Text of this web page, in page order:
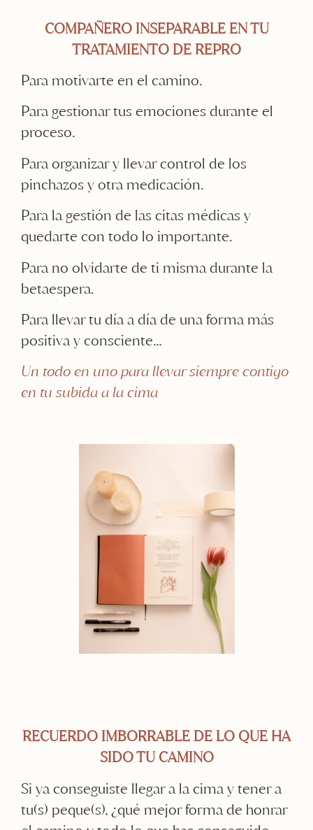
COMPAÑERO INSEPARABLE EN TU
TRATAMIENTO DE REPRO
Para motivarte en el camino.
Para gestionar tus emociones durante el
proceso.
Para organizar y llevar control de los
pinchazos y otra medicación.
Para la gestión de las citas médicas y
quedarte con todo lo importante.
Para no olvidarte de ti misma durante la
betaespera.
Para llevar tu día a día de una forma más
positiva y consciente…
Un todo en uno para llevar siempre contigo
en tu subida a la cima
RECUERDO IMBORRABLE DE LO QUE HA
SIDO TU CAMINO
Si ya conseguiste llegar a la cima y tener a
tu(s) peque(s), ¿qué mejor forma de honrar